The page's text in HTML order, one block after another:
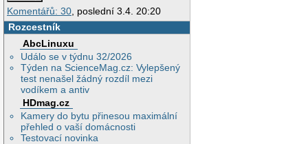
Komentářů: 30 , poslední 3.4. 20:20
Rozcestník
AbcLinuxu
Událo se v týdnu 32/2026
Týden na ScienceMag.cz: Vylepšený
test nenašel žádný rozdíl mezi
vodíkem a antiv
HDmag.cz
Kamery do bytu přinesou maximální
přehled o vaší domácnosti
Testovací novinka